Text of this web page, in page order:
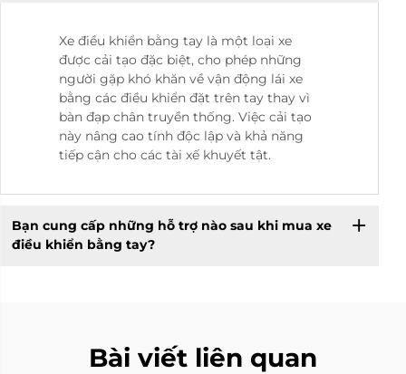
Xe điều khiển bằng tay là một loại xe
được cải tạo đặc biệt, cho phép những
người gặp khó khăn về vận động lái xe
bằng các điều khiển đặt trên tay thay vì
bàn đạp chân truyền thống. Việc cải tạo
này nâng cao tính độc lập và khả năng
tiếp cận cho các tài xế khuyết tật.
Bạn cung cấp những hỗ trợ nào sau khi mua xe
điều khiển bằng tay?
Bài viết liên quan